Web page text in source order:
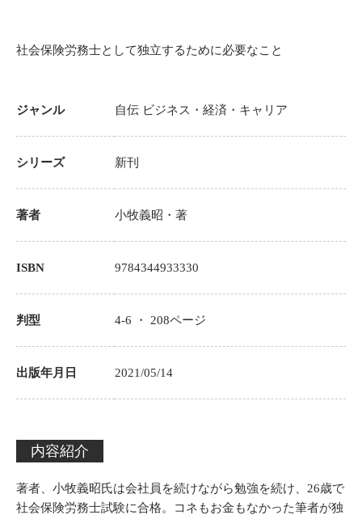
社会保険労務士として独立するために必要なこと
ジャンル 自伝 ビジネス・経済・キャリア
シリーズ 新刊
著者 小牧義昭 ・著
ISBN 9784344933330
判型 4-6 ・ 208ページ
出版年月日 2021/05/14
内容紹介
著者、小牧義昭氏は会社員を続けながら勉強を続け、26歳で
社会保険労務士試験に合格。コネもお金もなかった筆者が独